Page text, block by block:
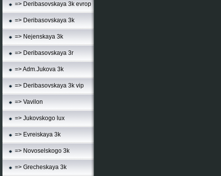
=> Deribasovskaya 3k evrop
=> Deribasovskaya 3k
=> Nejenskaya 3k
=> Deribasovskaya 3r
=> Adm.Jukova 3k
=> Deribasovskaya 3k vip
=> Vavilon
=> Jukovskogo lux
=> Evreiskaya 3k
=> Novoselskogo 3k
=> Grecheskaya 3k